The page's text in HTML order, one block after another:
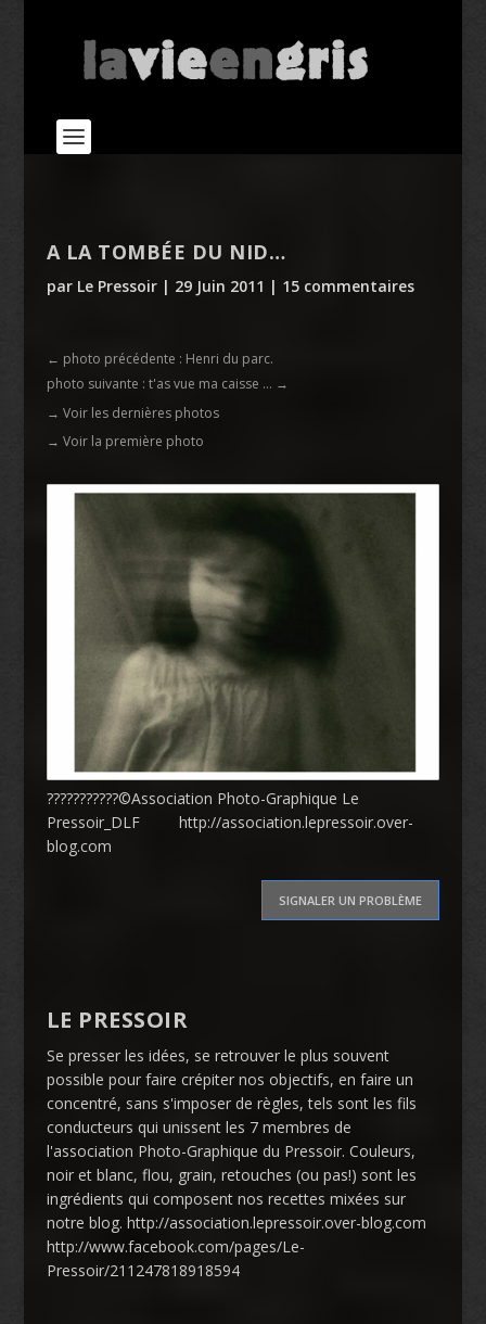
A LA TOMBÉE DU NID…
par Le Pressoir| 29 Juin 2011 | 15 commentaires
← photo précédente : Henri du parc.
photo suivante : t'as vue ma caisse ... →
→ Voir les dernières photos
→ Voir la première photo
???????????©Association Photo-Graphique Le
Pressoir_DLF http://association.lepressoir.over-
blog.com
SIGNALER UN PROBLÈME
LE PRESSOIR
Se presser les idées, se retrouver le plus souvent
possible pour faire crépiter nos objectifs, en faire un
concentré, sans s'imposer de règles, tels sont les fils
conducteurs qui unissent les 7 membres de
l'association Photo-Graphique du Pressoir. Couleurs,
noir et blanc, flou, grain, retouches (ou pas!) sont les
ingrédients qui composent nos recettes mixées sur
notre blog. http://association.lepressoir.over-blog.com
http://www.facebook.com/pages/Le-
Pressoir/211247818918594